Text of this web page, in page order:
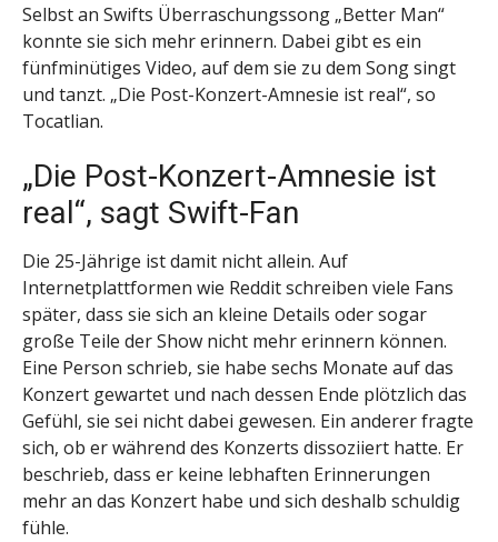
Selbst an Swifts Überraschungssong „Better Man“
konnte sie sich mehr erinnern. Dabei gibt es ein
fünfminütiges Video, auf dem sie zu dem Song singt
und tanzt. „Die Post-Konzert-Amnesie ist real“, so
Tocatlian.
„Die Post-Konzert-Amnesie ist
real“, sagt Swift-Fan
Die 25-Jährige ist damit nicht allein. Auf
Internetplattformen wie Reddit schreiben viele Fans
später, dass sie sich an kleine Details oder sogar
große Teile der Show nicht mehr erinnern können.
Eine Person schrieb, sie habe sechs Monate auf das
Konzert gewartet und nach dessen Ende plötzlich das
Gefühl, sie sei nicht dabei gewesen. Ein anderer fragte
sich, ob er während des Konzerts dissoziiert hatte. Er
beschrieb, dass er keine lebhaften Erinnerungen
mehr an das Konzert habe und sich deshalb schuldig
fühle.